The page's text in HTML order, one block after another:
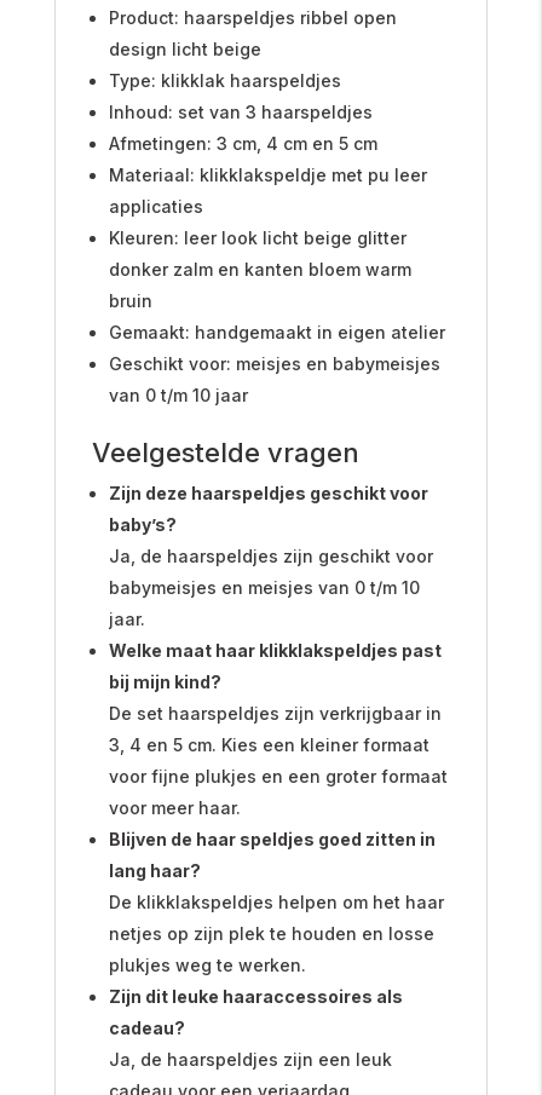
Product: haarspeldjes ribbel open
design licht beige
Type: klikklak haarspeldjes
Inhoud: set van 3 haarspeldjes
Afmetingen: 3 cm, 4 cm en 5 cm
Materiaal: klikklakspeldje met pu leer
applicaties
Kleuren: leer look licht beige glitter
donker zalm en kanten bloem warm
bruin
Gemaakt: handgemaakt in eigen atelier
Geschikt voor: meisjes en babymeisjes
van 0 t/m 10 jaar
Veelgestelde vragen
Zijn deze haarspeldjes geschikt voor
baby’s?
Ja, de haarspeldjes zijn geschikt voor
babymeisjes en meisjes van 0 t/m 10
jaar.
Welke maat haar klikklakspeldjes past
bij mijn kind?
De set haarspeldjes zijn verkrijgbaar in
3, 4 en 5 cm. Kies een kleiner formaat
voor fijne plukjes en een groter formaat
voor meer haar.
Blijven de haar speldjes goed zitten in
lang haar?
De klikklakspeldjes helpen om het haar
netjes op zijn plek te houden en losse
plukjes weg te werken.
Zijn dit leuke haaraccessoires als
cadeau?
Ja, de haarspeldjes zijn een leuk
cadeau voor een verjaardag,